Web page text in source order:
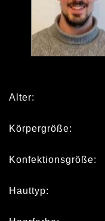
Alter:
Körpergröße:
Konfektionsgröße:
Hauttyp: